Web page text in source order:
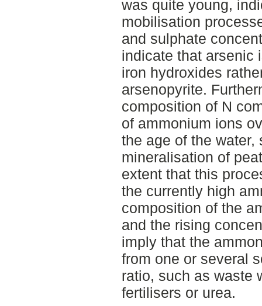
was quite young,
mobilisation
and sulphate
indicate that arsenic
iron hydroxides
arsenopyrite.
composition of N
of ammonium ions
the age of the water,
mineralisation of
extent that this
the currently high
composition of the
and the rising
imply that the
from one or several
ratio, such as waste
fertilisers or urea.